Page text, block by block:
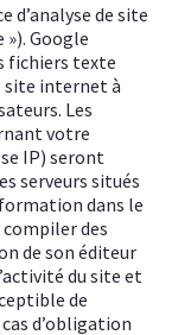
d’analyse de site
Google
fichiers texte
site internet à
Les
votre
IP) seront
serveurs situés
dans le
des
de son éditeur
du site et
de
d’obligation